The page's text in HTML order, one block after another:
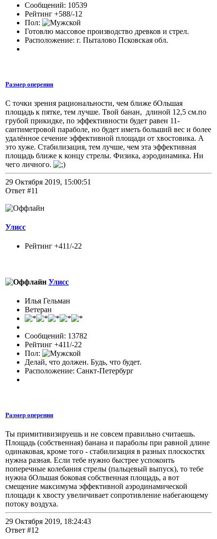
Сообщений: 10539
Рейтинг +588/-12
Пол:
Готовлю массовое производство древков и стрел.
Расположение: г. Пыталово Псковская обл.
Размер оперения
С точки зрения рациональности, чем ближе бОльшая
площадь к пятке, тем лучше. Твой банан, длиной 12,5 см.по
грубой прикидке, по эффективности будет равен 11-
сантиметровой параболе, но будет иметь больший вес и более
удалённое сечение эффективной площади от хвостовика. А
это хуже. Стабилизация, тем лучше, чем эта эффективная
площадь ближе к концу стрелы. Физика, аэродинамика. Ни
чего личного.
29 Октября 2019, 15:00:51
Ответ #11
Улисс
Рейтинг +411/-22
Улисс
Илья Гельман
Ветеран
Сообщений: 13782
Рейтинг +411/-22
Пол:
Делай, что должен. Будь, что будет.
Расположение: Санкт-Петербург
Размер оперения
Ты примитивизируешь и не совсем правильно считаешь.
Площадь (собственная) банана и параболы при равной длине
одинаковая, кроме того - стабилизация в разных плоскостях
нужна разная. Если тебе нужно быстрее успокоить
поперечные колебания стрелы (пальцевый выпуск), то тебе
нужна бОльшая боковая собственная площадь, а вот
смещение максимума эффективной аэродинамической
площади к хвосту увеличивает сопротивление набегающему
потоку воздуха.
29 Октября 2019, 18:24:43
Ответ #12